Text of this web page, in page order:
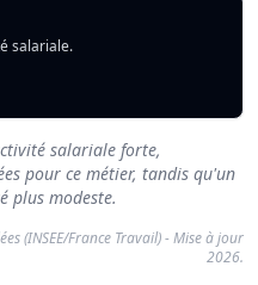
salariale.
salariale forte,
pour ce métier, tandis qu'un
plus modeste.
(INSEE/France Travail) - Mise à jour
2026.